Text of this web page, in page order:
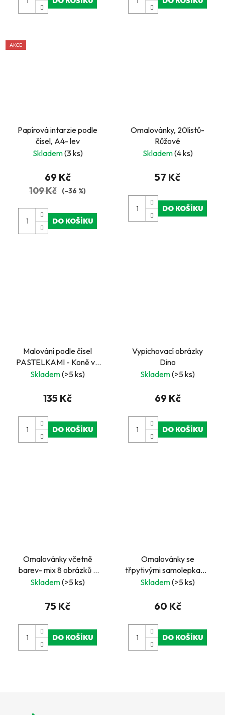
AKCE
Papírová intarzie podle
čísel, A4- lev
Skladem(3 ks)
69 Kč
109 Kč (–36 %)
DO KOŠÍKU
Omalovánky, 20listů-
Růžové
Skladem(4 ks)
57 Kč
DO KOŠÍKU
Malování podle čísel
PASTELKAMI - Koně ve
stáji
Skladem(>5 ks)
135 Kč
DO KOŠÍKU
Vypichovací obrázky
Dino
Skladem(>5 ks)
69 Kč
DO KOŠÍKU
Omalovánky včetně
barev- mix 8 obrázků -
pirát
Skladem(>5 ks)
75 Kč
DO KOŠÍKU
Omalovánky se
třpytivými samolepkami,
24 listů - Mořská panna
Skladem(>5 ks)
60 Kč
DO KOŠÍKU